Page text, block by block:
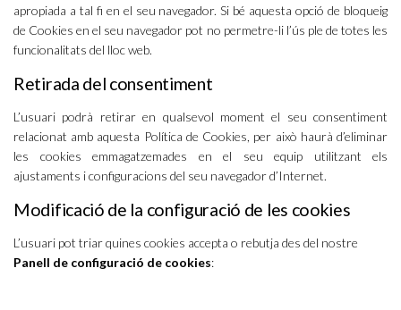
apropiada a tal fi en el seu navegador. Si bé aquesta opció de bloqueig
de Cookies en el seu navegador pot no permetre-li l’ús ple de totes les
funcionalitats del lloc web.
Retirada del consentiment
L’usuari podrà retirar en qualsevol moment el seu consentiment
relacionat amb aquesta Política de Cookies, per això haurà d’eliminar
les cookies emmagatzemades en el seu equip utilitzant els
ajustaments i configuracions del seu navegador d’Internet.
Modificació de la configuració de les cookies
L’usuari pot triar quines cookies accepta o rebutja des del nostre
Panell de configuració de cookies: